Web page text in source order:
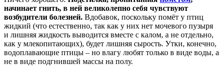
начинает гнить, в ней великолепно себя чувствуют
возбудители болезней. Вдобавок, поскольку помёт у птиц
жидкий (что естественно, так как у них нет мочевого пузыря
и лишняя жидкость выводится вместе с калом, а не отдельно,
как у млекопитающих), будет лишняя сырость. Утки, конечно,
водоплавающие птицы – но влагу любят только в виде воды, а
не в виде подгнившей массы на полу.